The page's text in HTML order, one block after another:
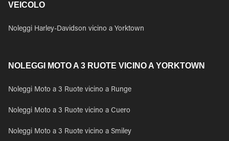
VEICOLO
Noleggi Harley-Davidson vicino a Yorktown
NOLEGGI MOTO A 3 RUOTE VICINO A YORKTOWN
Noleggi Moto a 3 Ruote vicino a Runge
Noleggi Moto a 3 Ruote vicino a Cuero
Noleggi Moto a 3 Ruote vicino a Smiley